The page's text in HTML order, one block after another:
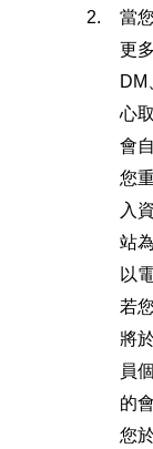
2.
當
更
DM
心
會
您
入
站
以
若
將
員
的
您